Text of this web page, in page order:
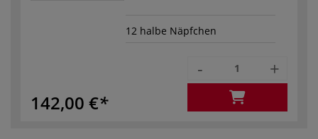
12 halbe Näpfchen
142,00 €
- +